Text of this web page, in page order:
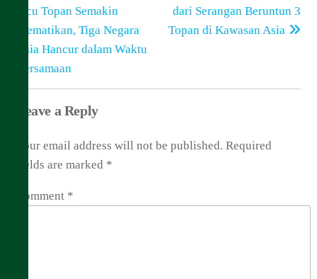
Picu Topan Semakin
Mematikan, Tiga Negara
Asia Hancur dalam Waktu
Bersamaan
dari Serangan Beruntun 3
Topan di Kawasan Asia
Leave a Reply
Your email address will not be published. Required
fields are marked *
Comment *